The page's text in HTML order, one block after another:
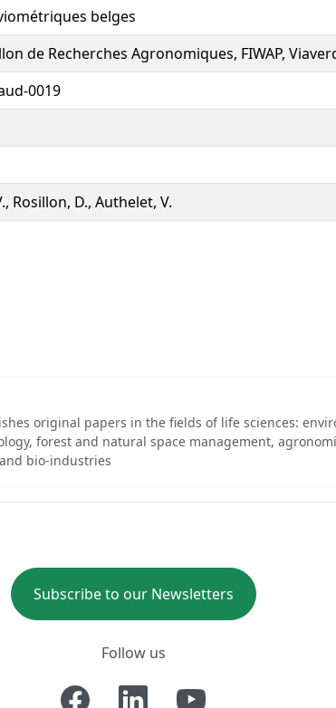
belges
de Recherches Agronomiques, FIWAP,
0019
Rosillon, D., Authelet, V.
original papers in the fields of life sciences:
forest and natural space management,
bio-industries
Subscribe to our Newsletters
Follow us